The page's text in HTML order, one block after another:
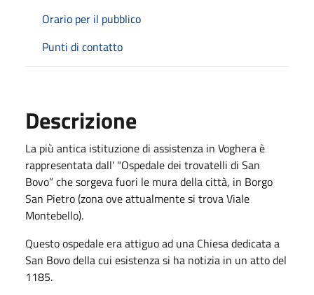
Orario per il pubblico
Punti di contatto
Descrizione
La più antica istituzione di assistenza in Voghera è
rappresentata dall' "Ospedale dei trovatelli di San
Bovo” che sorgeva fuori le mura della città, in Borgo
San Pietro (zona ove attualmente si trova Viale
Montebello).
Questo ospedale era attiguo ad una Chiesa dedicata a
San Bovo della cui esistenza si ha notizia in un atto del
1185.